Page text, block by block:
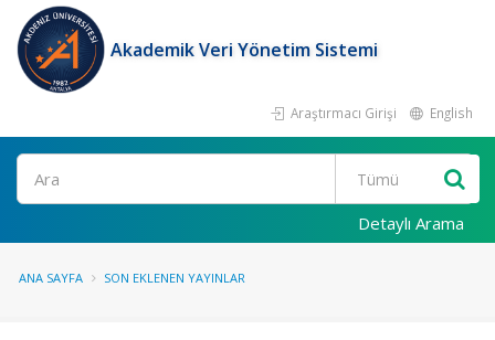
Akademik Veri Yönetim Sistemi
Araştırmacı Girişi English
Ara
Detaylı Arama
ANA SAYFA SON EKLENEN YAYINLAR